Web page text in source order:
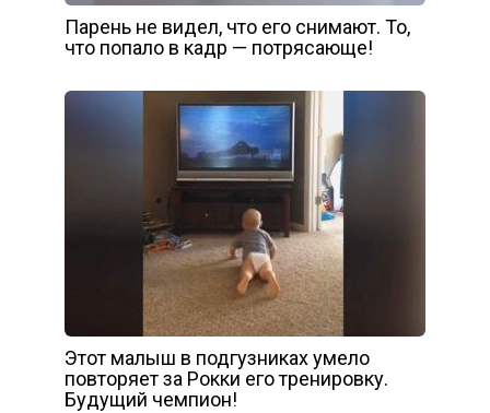
Парень не видел, что его снимают. То,
что попало в кадр — потрясающе!
Этот малыш в подгузниках умело
повторяет за Рокки его тренировку.
Будущий чемпион!